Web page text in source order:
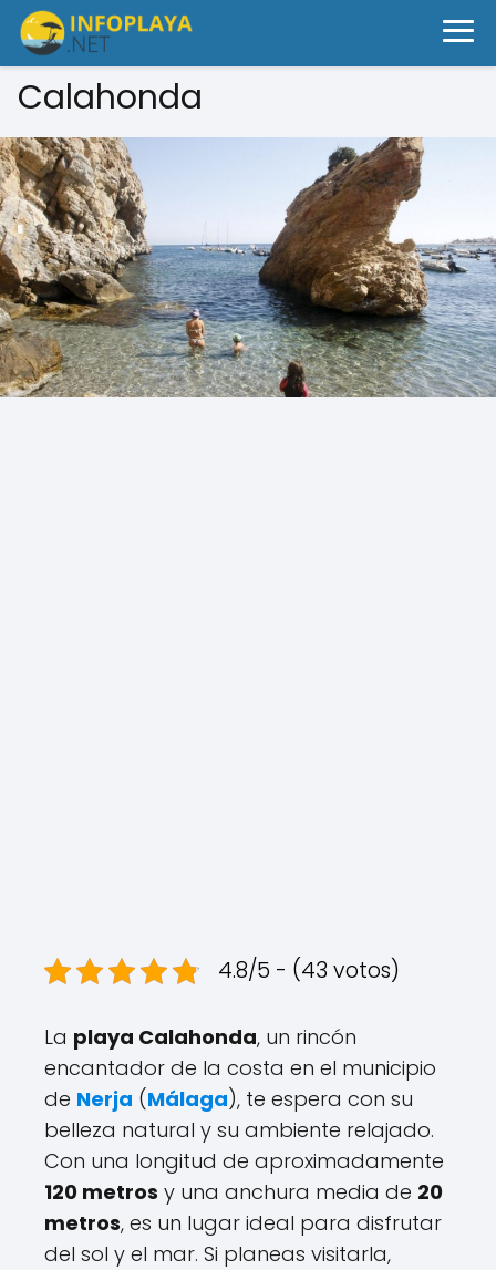
Calahonda
4.8/5 - (43 votos)
La playa Calahonda, un rincón
encantador de la costa en el municipio
de Nerja (Málaga), te espera con su
belleza natural y su ambiente relajado.
Con una longitud de aproximadamente
120 metros y una anchura media de 20
metros, es un lugar ideal para disfrutar
del sol y el mar. Si planeas visitarla,